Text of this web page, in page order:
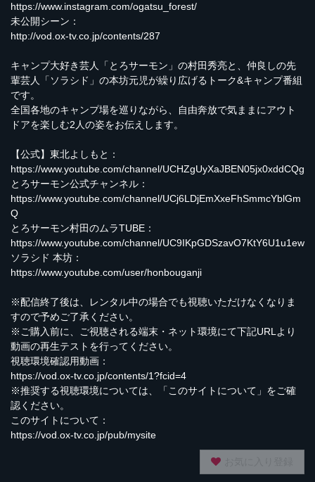
https://www.instagram.com/ogatsu_forest/
未公開シーン：
http://vod.ox-tv.co.jp/contents/287
キャンプ大好き芸人「とろサーモン」の村田秀亮と、仲良しの先
輩芸人「ソラシド」の本坊元児が繰り広げるトーク&キャンプ番組
です。
全国各地のキャンプ場を巡りながら、自由奔放で気ままにアウト
ドアを楽しむ2人の姿をお伝えします。
【公式】東北よしもと：
https://www.youtube.com/channel/UCHZgUyXaJBEN05jx0xddCQg
とろサーモン公式チャンネル：
https://www.youtube.com/channel/UCj6LDjEmXxeFhSmmcYblGm
Q
とろサーモン村田のムラTUBE：
https://www.youtube.com/channel/UC9IKpGDSzavO7KtY6U1u1ew
ソラシド 本坊：
https://www.youtube.com/user/honbouganji
※配信終了後は、レンタル中の場合でも視聴いただけなくなりま
すので予めご了承ください。
※ご購入前に、ご視聴される端末・ネット環境にて下記URLより
動画の再生テストを行ってください。
視聴環境確認用動画：
https://vod.ox-tv.co.jp/contents/1?fcid=4
※推奨する視聴環境については、「このサイトについて」をご確
認ください。
このサイトについて：
https://vod.ox-tv.co.jp/pub/mysite